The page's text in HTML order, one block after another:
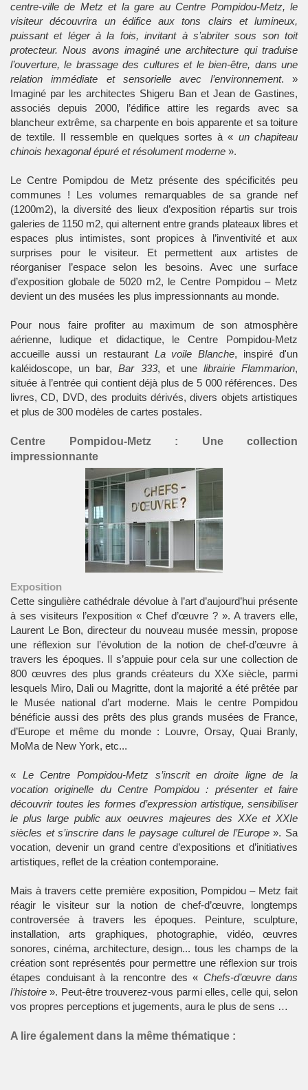
centre-ville de Metz et la gare au Centre Pompidou-Metz, le
visiteur découvrira un édifice aux tons clairs et lumineux,
puissant et léger à la fois, invitant à s’abriter sous son toit
protecteur. Nous avons imaginé une architecture qui traduise
l’ouverture, le brassage des cultures et le bien-être, dans une
relation immédiate et sensorielle avec l’environnement. »
Imaginé par les architectes Shigeru Ban et Jean de Gastines,
associés depuis 2000, l’édifice attire les regards avec sa
blancheur extrême, sa charpente en bois apparente et sa toiture
de textile. Il ressemble en quelques sortes à « un chapiteau
chinois hexagonal épuré et résolument moderne ».
LeCentre Pomipdou de Metz présente des spécificités peu
communes ! Les volumes remarquables de sa grande nef
(1200m2), la diversité des lieux d’exposition répartis sur trois
galeries de 1150 m2, qui alternent entre grands plateaux libres et
espaces plus intimistes, sont propices à l’inventivité et aux
surprises pour le visiteur. Et permettent aux artistes de
réorganiser l’espace selon les besoins. Avec une surface
d’exposition globale de 5020 m2, le Centre Pompidou – Metz
devient un des musées les plus impressionnants au monde.
Pour nous faire profiter au maximum de son atmosphère
aérienne, ludique et didactique, le Centre Pompidou-Metz
accueille aussi un restaurant La voile Blanche, inspiré d'un
kaléidoscope, un bar,Bar 333, et unelibrairie Flammarion,
située à l’entrée qui contient déjà plus de 5 000 références. Des
livres, CD, DVD, des produits dérivés, divers objets artistiques
et plus de 300 modèles de cartes postales.
Centre Pompidou-Metz : Une collection
impressionnante
Exposition
Cette singulière cathédrale dévolue à l’art d’aujourd’hui présente
à ses visiteurs l’exposition « Chef d’œuvre ? ». A travers elle,
Laurent Le Bon, directeur du nouveau musée messin, propose
une réflexion sur l’évolution de la notion de chef-d’œuvre à
travers les époques. Il s’appuie pour cela sur une collection de
800 œuvres des plus grands créateurs du XXe siècle, parmi
lesquels Miro, Dali ou Magritte, dont la majorité a été prêtée par
le Musée national d’art moderne. Mais le centre Pompidou
bénéficie aussi des prêts des plus grands musées de France,
d’Europe et même du monde : Louvre, Orsay, Quai Branly,
MoMa de New York, etc...
« Le Centre Pompidou-Metz s’inscrit en droite ligne de la
vocation originelle du Centre Pompidou : présenter et faire
découvrir toutes les formes d’expression artistique, sensibiliser
le plus large public aux oeuvres majeures des XXe et XXIe
siècles et s’inscrire dans le paysage culturel de l’Europe». Sa
vocation, devenir un grand centre d’expositions et d’initiatives
artistiques, reflet de la création contemporaine.
Mais à travers cette première exposition, Pompidou – Metz fait
réagir le visiteur sur la notion de chef-d’œuvre, longtemps
controversée à travers les époques. Peinture, sculpture,
installation, arts graphiques, photographie, vidéo, œuvres
sonores, cinéma, architecture, design... tous les champs de la
création sont représentés pour permettre une réflexion sur trois
étapes conduisant à la rencontre des « Chefs-d’œuvre dans
l’histoire ». Peut-être trouverez-vous parmi elles, celle qui, selon
vos propres perceptions et jugements, aura le plus de sens …
A lire également dans la même thématique :